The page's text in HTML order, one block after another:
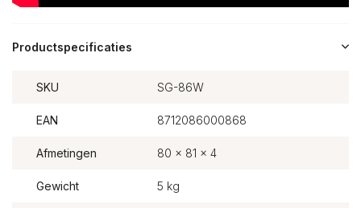
Productspecificaties
SKU SG-86W
EAN 8712086000868
Afmetingen 80 x 81 x 4
Gewicht 5 kg